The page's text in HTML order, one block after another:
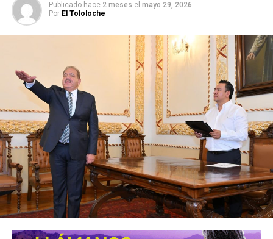
Publicado hace 2 meses el mayo 29, 2026
Por El Tololoche